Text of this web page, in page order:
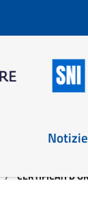
Notizie
CERTIFICATI